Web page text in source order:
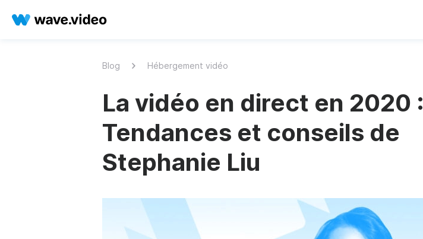
Blog Hébergement vidéo
La vidéo en direct en 2020 :
Tendances et conseils de
Stephanie Liu